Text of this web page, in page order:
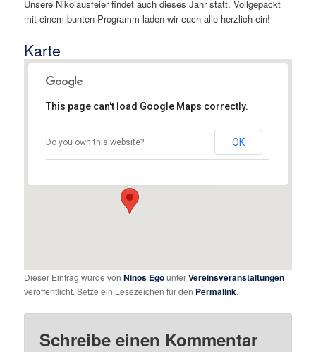
Unsere Nikolausfeier findet auch dieses Jahr statt. Vollgepackt
mit einem bunten Programm laden wir euch alle herzlich ein!
Karte
Augsburg e.V.
Details
This page can't load Google Maps correctly.
Do you own this website? OK
Dieser Eintrag wurde vonNinos EgounterVereinsveranstaltungen
veröffentlicht. Setze ein Lesezeichen für den Permalink.
Schreibe einen Kommentar